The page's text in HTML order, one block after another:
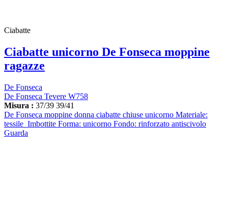
Ciabatte
Ciabatte unicorno De Fonseca moppine
ragazze
De Fonseca
De Fonseca Tevere W758
Misura : 37/39 39/41
De Fonseca moppine donna ciabatte chiuse unicorno Materiale:
tessile Imbottite Forma: unicorno Fondo: rinforzato antiscivolo
Guarda